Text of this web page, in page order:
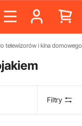
telewizorów i kina domowego
Filtry